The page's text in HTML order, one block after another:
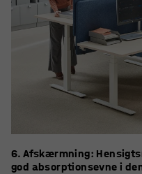
6. Afskærmning:
god absorptionsevne i